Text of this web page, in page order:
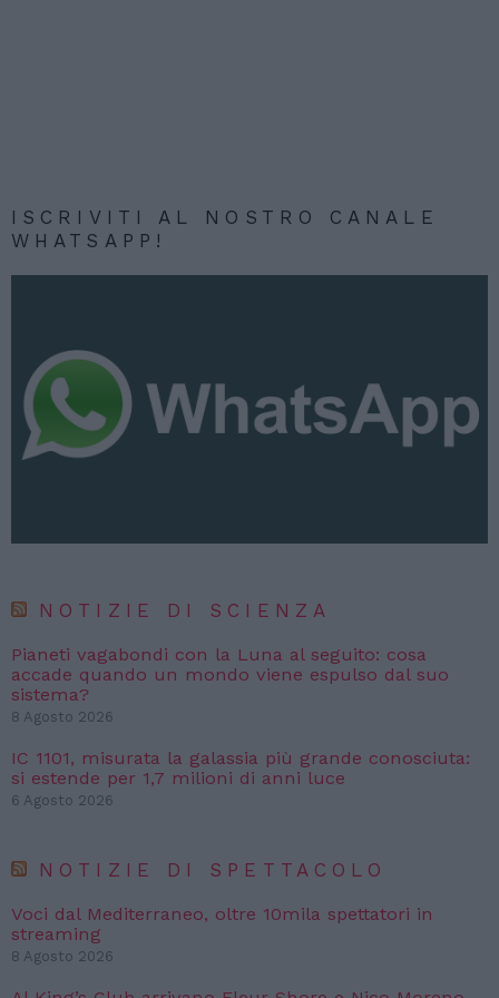
ISCRIVITI AL NOSTRO CANALE
WHATSAPP!
NOTIZIE DI SCIENZA
Pianeti vagabondi con la Luna al seguito: cosa
accade quando un mondo viene espulso dal suo
sistema?
8 Agosto 2026
IC 1101, misurata la galassia più grande conosciuta:
si estende per 1,7 milioni di anni luce
6 Agosto 2026
NOTIZIE DI SPETTACOLO
Voci dal Mediterraneo, oltre 10mila spettatori in
streaming
8 Agosto 2026